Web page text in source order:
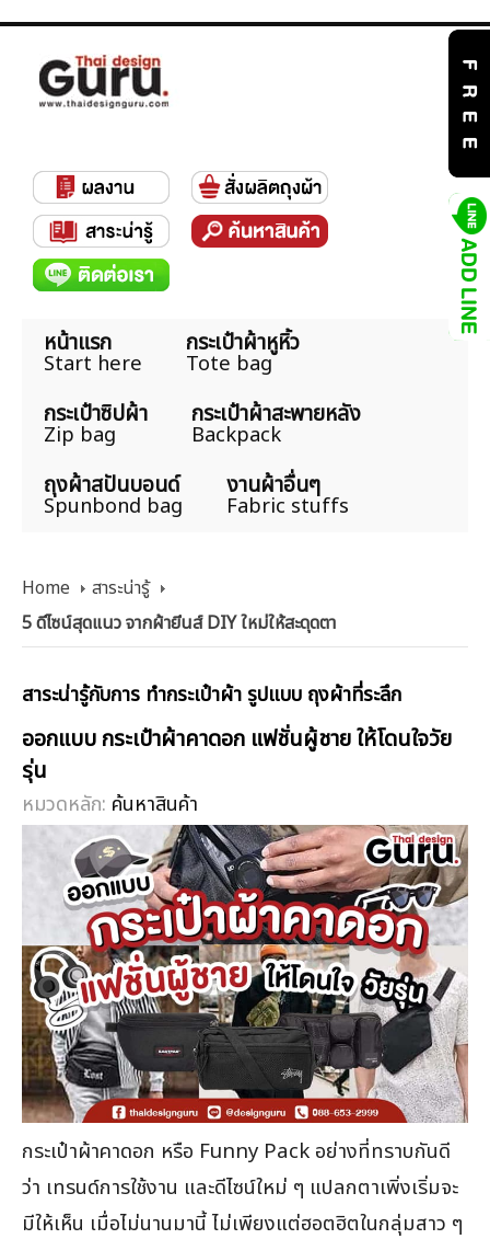
หน้าแรก
Start here
กระเป๋าผ้าหูหิ้ว
Tote bag
กระเป๋าซิปผ้า
Zip bag
กระเป๋าผ้าสะพายหลัง
Backpack
ถุงผ้าสปันบอนด์
Spunbond bag
งานผ้าอื่นๆ
Fabric stuffs
Home
สาระน่ารู้
5 ดีไซน์สุดแนว จากผ้ายีนส์ DIY ใหม่ให้สะดุดตา
สาระน่ารู้กับการ ทำกระเป๋าผ้า รูปแบบ ถุงผ้าที่ระลึก
ออกแบบ กระเป๋าผ้าคาดอก แฟชั่นผู้ชาย ให้โดนใจวัย
รุ่น
หมวดหลัก: ค้นหาสินค้า
กระเป๋าผ้าคาดอก หรือ Funny Pack อย่างที่ทราบกันดี
ว่า เทรนด์การใช้งาน และดีไซน์ใหม่ ๆ แปลกตาเพิ่งเริ่มจะ
มีให้เห็น เมื่อไม่นานมานี้ ไม่เพียงแต่ฮอตฮิตในกลุ่มสาว ๆ